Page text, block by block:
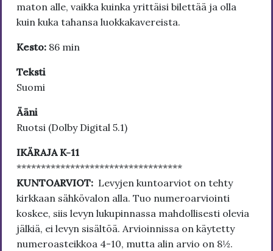
maton alle, vaikka kuinka yrittäisi bilettää ja olla
kuin kuka tahansa luokkakavereista.
Kesto: 86 min
Teksti
Suomi
Ääni
Ruotsi (Dolby Digital 5.1)
IKÄRAJA K-11
**********************************
KUNTOARVIOT: Levyjen kuntoarviot on tehty
kirkkaan sähkövalon alla. Tuo numeroarviointi
koskee, siis levyn lukupinnassa mahdollisesti olevia
jälkiä, ei levyn sisältöä. Arvioinnissa on käytetty
numeroasteikkoa 4-10, mutta alin arvio on 8½.